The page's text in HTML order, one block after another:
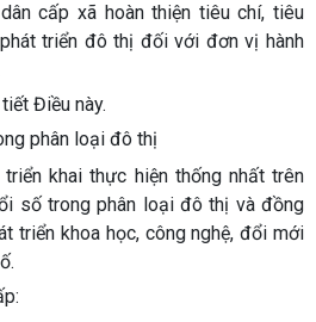
cấp xã hoàn thiện tiêu chí, tiêu
triển đô thị đối với đơn vị hành
Điều này.
phân loại đô thị
khai thực hiện thống nhất trên
số trong phân loại đô thị và đồng
triển khoa học, công nghệ, đổi mới